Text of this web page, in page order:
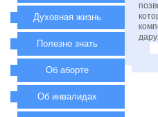
Духовная жизнь
Полезно знать
Об аборте
Об инвалидах